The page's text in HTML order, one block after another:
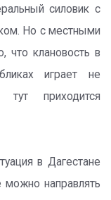
силовик с
Но с местными
что клановость в
играет не
приходится
в Дагестане
можно направлять